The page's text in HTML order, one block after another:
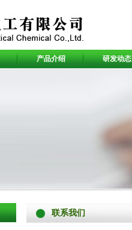
产品介绍 研发动态
联系我们